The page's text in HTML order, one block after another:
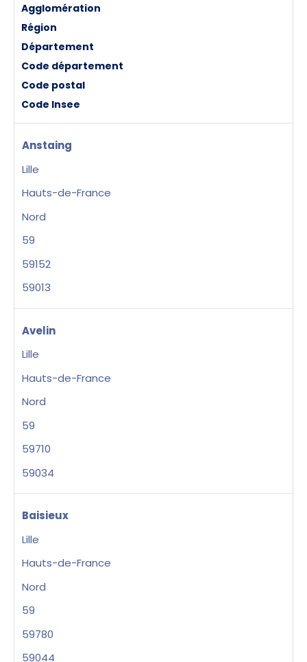
Agglomération
Région
Département
Code département
Code postal
Code Insee
Anstaing
Lille
Hauts-de-France
Nord
59
59152
59013
Avelin
Lille
Hauts-de-France
Nord
59
59710
59034
Baisieux
Lille
Hauts-de-France
Nord
59
59780
59044